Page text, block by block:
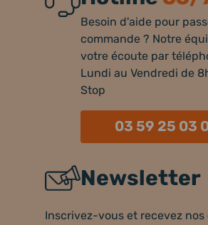
Besoin d'aide pour
commande ? Notre
votre écoute par
Lundi au Vendredi de
Stop
03 59 25 03
Newsletter
Inscrivez-vous et recevez nos